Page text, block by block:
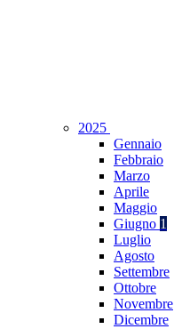
2025
Gennaio
Febbraio
Marzo
Aprile
Maggio
Giugno 1
Luglio
Agosto
Settembre
Ottobre
Novembre
Dicembre